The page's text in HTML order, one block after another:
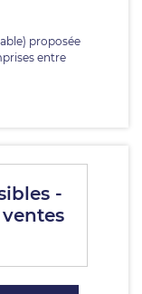
proposée
entre
-